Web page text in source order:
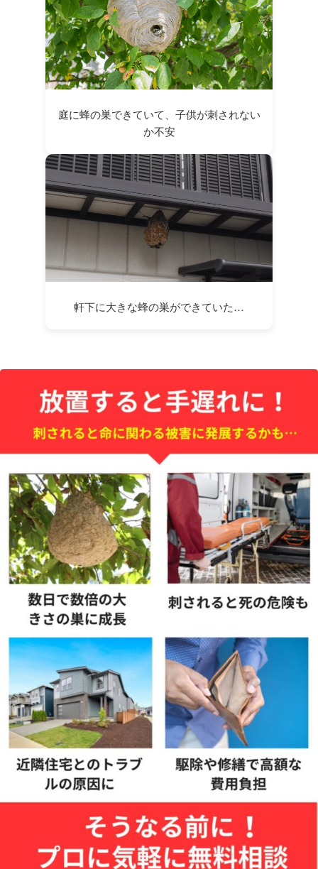
庭に蜂の巣できていて、子供が刺されない
か不安
軒下に大きな蜂の巣ができていた…